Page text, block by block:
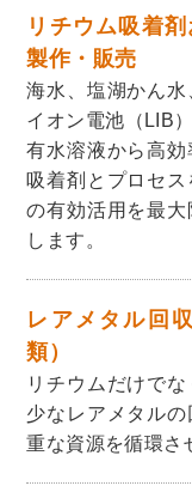
リチウム吸着
製作・販売
海水、塩湖かん
イオン電池（LIB
有水溶液から高
吸着剤とプロセ
の有効活用を最
します。
レアメタル回
類）
リチウムだけで
少なレアメタル
重な資源を循環さ